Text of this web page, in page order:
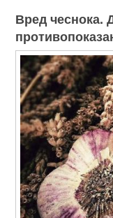
Вред чеснока.